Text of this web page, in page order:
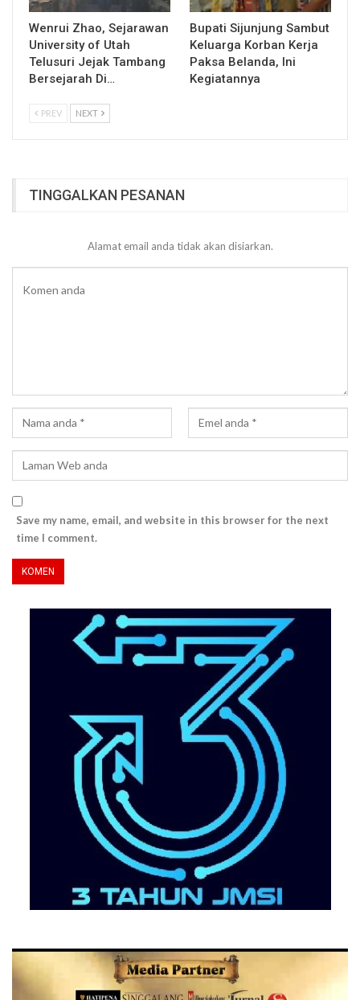
Wenrui Zhao, Sejarawan
University of Utah
Telusuri Jejak Tambang
Bersejarah Di…
Bupati Sijunjung Sambut
Keluarga Korban Kerja
Paksa Belanda, Ini
Kegiatannya
PREV NEXT
TINGGALKAN PESANAN
Alamat email anda tidak akan disiarkan.
Save my name, email, and website in this browser for the next
time I comment.